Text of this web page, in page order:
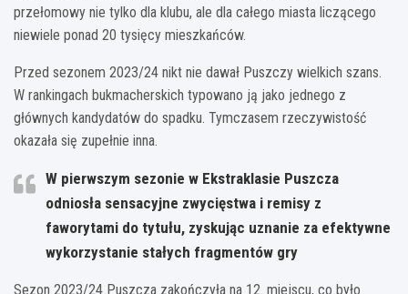
przełomowy nie tylko dla klubu, ale dla całego miasta liczącego
niewiele ponad 20 tysięcy mieszkańców.
Przed sezonem 2023/24 nikt nie dawał Puszczy wielkich szans.
W rankingach bukmacherskich typowano ją jako jednego z
głównych kandydatów do spadku. Tymczasem rzeczywistość
okazała się zupełnie inna.
W pierwszym sezonie w Ekstraklasie Puszcza
odniosła sensacyjne zwycięstwa i remisy z
faworytami do tytułu, zyskując uznanie za efektywne
wykorzystanie stałych fragmentów gry
Sezon 2023/24 Puszcza zakończyła na 12. miejscu, co było